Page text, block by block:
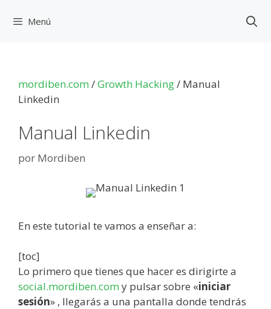
Menú
mordiben.com /Growth Hacking/ Manual
Linkedin
Manual Linkedin
por Mordiben
En este tutorial te vamos a enseñar a:
[toc]
Lo primero que tienes que hacer es dirigirte a
social.mordiben.com y pulsar sobre «iniciar
sesión» , llegarás a una pantalla donde tendrás